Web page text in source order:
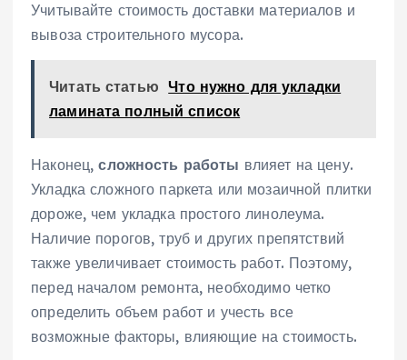
Учитывайте стоимость доставки материалов и
вывоза строительного мусора.
Читать статью Что нужно для укладки
ламината полный список
Наконец‚сложность работы влияет на цену.
Укладка сложного паркета или мозаичной плитки
дороже‚ чем укладка простого линолеума.
Наличие порогов‚ труб и других препятствий
также увеличивает стоимость работ. Поэтому‚
перед началом ремонта‚ необходимо четко
определить объем работ и учесть все
возможные факторы‚ влияющие на стоимость.